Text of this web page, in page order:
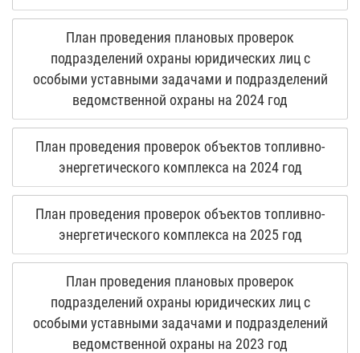
План проведения плановых проверок
подразделений охраны юридических лиц с
особыми уставными задачами и подразделений
ведомственной охраны на 2024 год
План проведения проверок объектов топливно-
энергетического комплекса на 2024 год
План проведения проверок объектов топливно-
энергетического комплекса на 2025 год
План проведения плановых проверок
подразделений охраны юридических лиц с
особыми уставными задачами и подразделений
ведомственной охраны на 2023 год